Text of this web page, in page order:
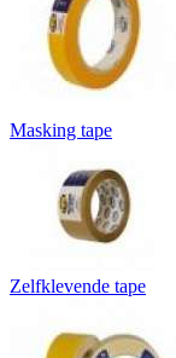
Masking tape
Zelfklevende tape